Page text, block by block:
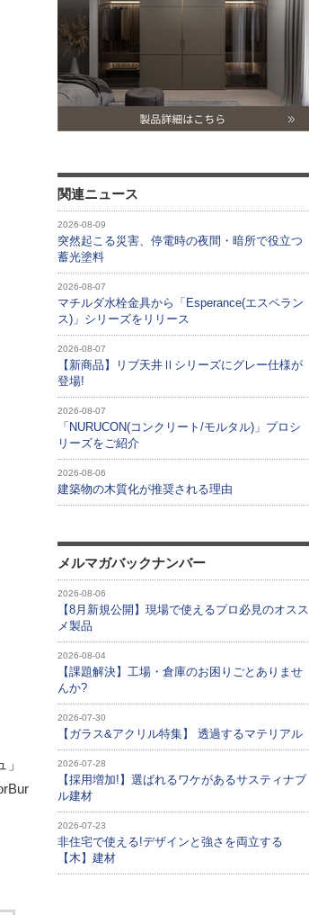
関連ニュース
2026-08-09
突然起こる災害、停電時の夜間・暗所で役立つ
蓄光塗料
2026-08-07
マチルダ水栓金具から「Esperance(エスペラン
ス)」シリーズをリリース
2026-08-07
【新商品】リブ天井Ⅱシリーズにグレー仕様が
登場!
2026-08-07
「NURUCON(コンクリート/モルタル)」プロシ
リーズをご紹介
2026-08-06
建築物の木質化が推奨される理由
メルマガバックナンバー
2026-08-06
【8月新規公開】現場で使えるプロ必見のオスス
メ製品
2026-08-04
【課題解決】工場・倉庫のお困りごとありませ
んか?
2026-07-30
【ガラス&アクリル特集】 透過するマテリアル
2026-07-28
【採用増加!】選ばれるワケがあるサスティナブ
ル建材
2026-07-23
非住宅で使える!デザインと強さを両立する
【木】建材